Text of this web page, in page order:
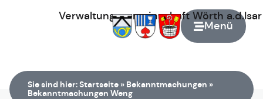
Menü
Verwaltungsgemeinschaft Wörth
Sie sind hier:Startseite » Bekanntmachungen »
Bekanntmachungen Weng